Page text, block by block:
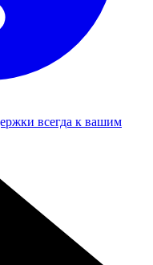
всегда к вашим